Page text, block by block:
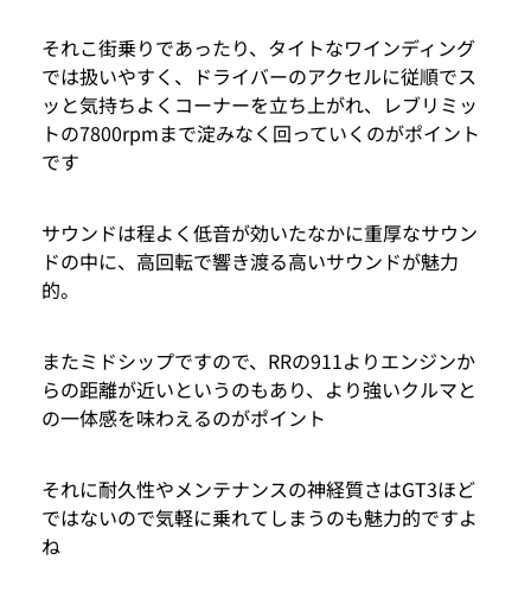
それこ街乗りであったり、タイトなワインディング
では扱いやすく、ドライバーのアクセルに従順でス
ッと気持ちよくコーナーを立ち上がれ、レブリミッ
トの7800rpmまで淀みなく回っていくのがポイント
です
サウンドは程よく低音が効いたなかに重厚なサウン
ドの中に、高回転で響き渡る高いサウンドが魅力
的。
またミドシップですので、RRの911よりエンジンか
らの距離が近いというのもあり、より強いクルマと
の一体感を味わえるのがポイント
それに耐久性やメンテナンスの神経質さはGT3ほど
ではないので気軽に乗れてしまうのも魅力的ですよ
ね